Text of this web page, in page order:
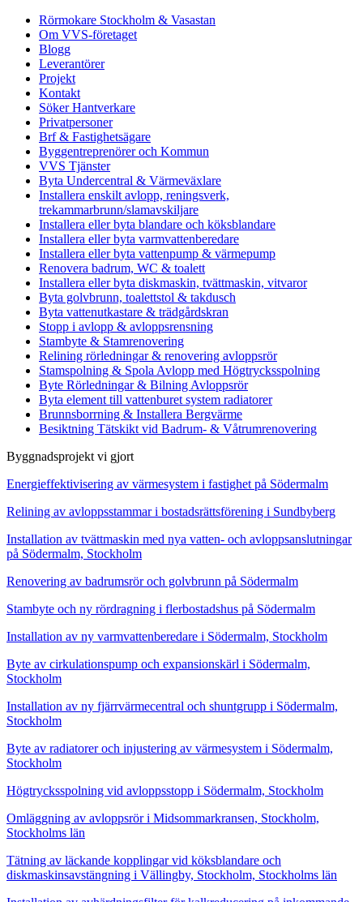
Rörmokare Stockholm & Vasastan
Om VVS-företaget
Blogg
Leverantörer
Projekt
Kontakt
Söker Hantverkare
Privatpersoner
Brf & Fastighetsägare
Byggentreprenörer och Kommun
VVS Tjänster
Byta Undercentral & Värmeväxlare
Installera enskilt avlopp, reningsverk,
trekammarbrunn/slamavskiljare
Installera eller byta blandare och köksblandare
Installera eller byta varmvattenberedare
Installera eller byta vattenpump & värmepump
Renovera badrum, WC & toalett
Installera eller byta diskmaskin, tvättmaskin, vitvaror
Byta golvbrunn, toalettstol & takdusch
Byta vattenutkastare & trädgårdskran
Stopp i avlopp & avloppsrensning
Stambyte & Stamrenovering
Relining rörledningar & renovering avloppsrör
Stamspolning & Spola Avlopp med Högtrycksspolning
Byte Rörledningar & Bilning Avloppsrör
Byta element till vattenburet system radiatorer
Brunnsborrning & Installera Bergvärme
Besiktning Tätskikt vid Badrum- & Våtrumrenovering
Byggnadsprojekt vi gjort
Energieffektivisering av värmesystem i fastighet på Södermalm
Relining av avloppsstammar i bostadsrättsförening i Sundbyberg
Installation av tvättmaskin med nya vatten- och avloppsanslutningar
på Södermalm, Stockholm
Renovering av badrumsrör och golvbrunn på Södermalm
Stambyte och ny rördragning i flerbostadshus på Södermalm
Installation av ny varmvattenberedare i Södermalm, Stockholm
Byte av cirkulationspump och expansionskärl i Södermalm,
Stockholm
Installation av ny fjärrvärmecentral och shuntgrupp i Södermalm,
Stockholm
Byte av radiatorer och injustering av värmesystem i Södermalm,
Stockholm
Högtrycksspolning vid avloppsstopp i Södermalm, Stockholm
Omläggning av avloppsrör i Midsommarkransen, Stockholm,
Stockholms län
Tätning av läckande kopplingar vid köksblandare och
diskmaskinsavstängning i Vällingby, Stockholm, Stockholms län